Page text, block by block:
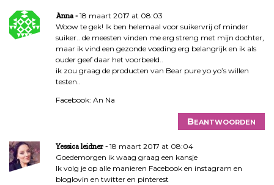
Anna
18 maart 2017 at 08:03
Woow te gek! Ik ben helemaal voor suikervrij of minder
suiker.. de meesten vinden me erg streng met mijn dochter,
maar ik vind een gezonde voeding erg belangrijk en ik als
ouder geef daar het voorbeeld..
ik zou graag de producten van Bear pure yo yo’s willen
testen..
Facebook: An Na
Beantwoorden
Yessica leidner
18 maart 2017 at 08:04
Goedemorgen ik waag graag een kansje
Ik volg je op alle manieren Facebook en instagram en
bloglovin en twitter en pinterest